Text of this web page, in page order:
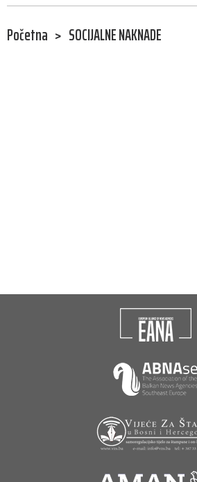
Početna > SOCIJALNE NAKNADE